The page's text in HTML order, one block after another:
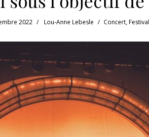
2022 Lou-Anne Lebesle Concert,Festival